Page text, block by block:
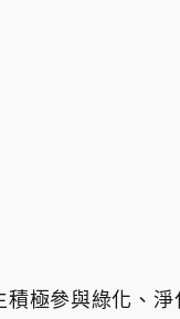
積極參與綠化、淨